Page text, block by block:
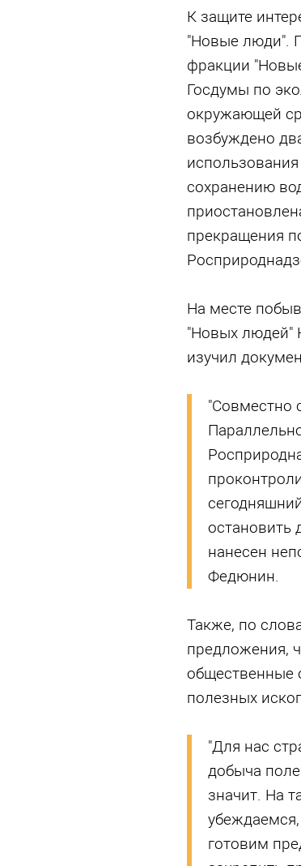
К защите
"Новые люди".
фракции
Госдумы по
окружающей
возбуждено
сохранению
прекращения
На месте
"Новых людей"
изучил
"Совместно
остановить
нанесен
Федюнин.
Также, по
предложения,
общественные
полезных
"Для нас
добыча
значит. На
готовим